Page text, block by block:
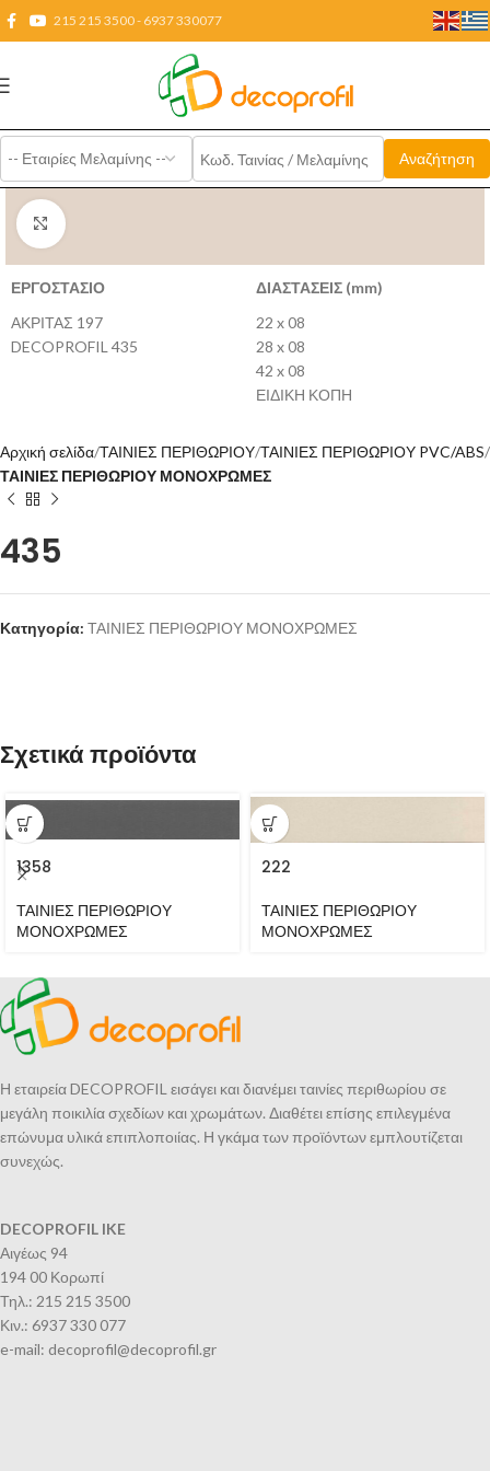
215 215 3500 - 6937 330077
Click to enlarge
ΕΡΓΟΣΤΑΣΙΟ
ΑΚΡΙΤΑΣ 197
DECOPROFIL 435
ΔΙΑΣΤΑΣΕΙΣ (mm)
22 x 08
28 x 08
42 x 08
ΕΙΔΙΚΗ ΚΟΠΗ
Αρχική σελίδα ΤΑΙΝΙΕΣ ΠΕΡΙΘΩΡΙΟΥ ΤΑΙΝΙΕΣ ΠΕΡΙΘΩΡΙΟΥ PVC/ABS
ΤΑΙΝΙΕΣ ΠΕΡΙΘΩΡΙΟΥ ΜΟΝΟΧΡΩΜΕΣ
435
Κατηγορία: ΤΑΙΝΙΕΣ ΠΕΡΙΘΩΡΙΟΥ ΜΟΝΟΧΡΩΜΕΣ
Σχετικά προϊόντα
1358
ΤΑΙΝΙΕΣ ΠΕΡΙΘΩΡΙΟΥ
ΜΟΝΟΧΡΩΜΕΣ
222
ΤΑΙΝΙΕΣ ΠΕΡΙΘΩΡΙΟΥ
ΜΟΝΟΧΡΩΜΕΣ
Η εταιρεία DECOPROFIL εισάγει και διανέμει ταινίες περιθωρίου σε
μεγάλη ποικιλία σχεδίων και χρωμάτων. Διαθέτει επίσης επιλεγμένα
επώνυμα υλικά επιπλοποιίας. Η γκάμα των προϊόντων εμπλουτίζεται
συνεχώς.
DECOPROFIL IKE
Αιγέως 94
194 00 Κορωπί
Τηλ.: 215 215 3500
Κιν.: 6937 330 077
e-mail: decoprofil@decoprofil.gr